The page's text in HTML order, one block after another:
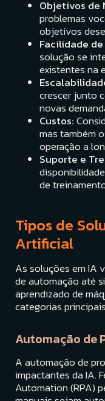
Objetivos de
problemas
objetivos
Facilidade
solução se
existentes na
crescer junto
novas
Custos:
mas também
operação a
Suporte e
de
Tipos de
Artificial
As soluções em IA
de automação até
aprendizado de
categorias
Automação de
A automação de
impactantes da IA.
Automation (RPA)